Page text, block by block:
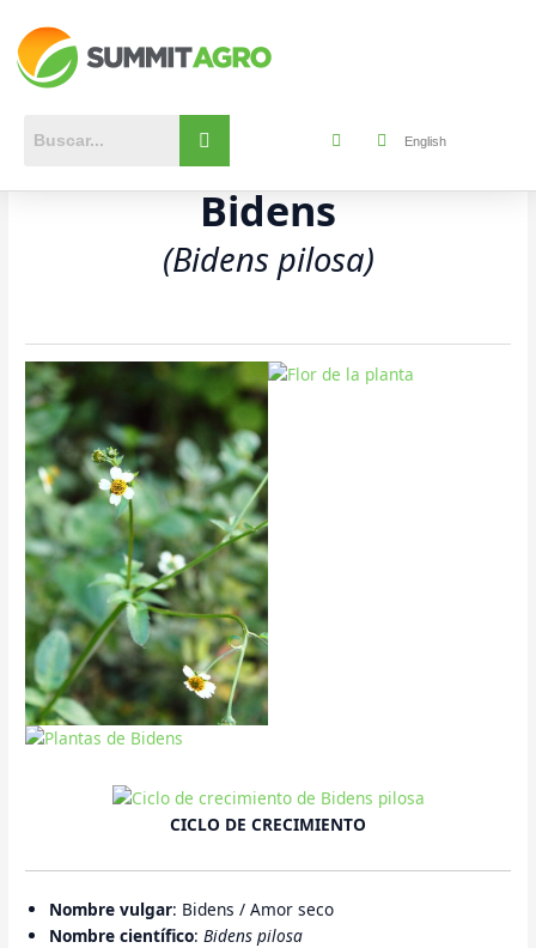
English
Bidens
(Bidens pilosa)
CICLO DE CRECIMIENTO
Nombre vulgar: Bidens / Amor seco
Nombre científico: Bidens pilosa